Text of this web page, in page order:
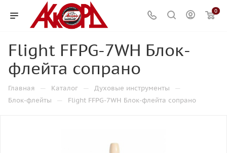
0
Flight FFPG-7WH Блок-
флейта сопрано
Главная — Каталог — Духовые инструменты —
Блок-флейты — Flight FFPG-7WH Блок-флейта сопрано